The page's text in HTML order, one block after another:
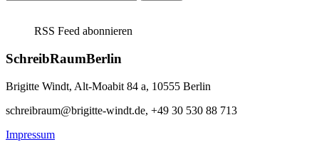
nach:
RSS Feed abonnieren
SchreibRaumBerlin
Brigitte Windt, Alt-Moabit 84 a, 10555 Berlin
schreibraum@brigitte-windt.de, +49 30 530 88 713
Impressum